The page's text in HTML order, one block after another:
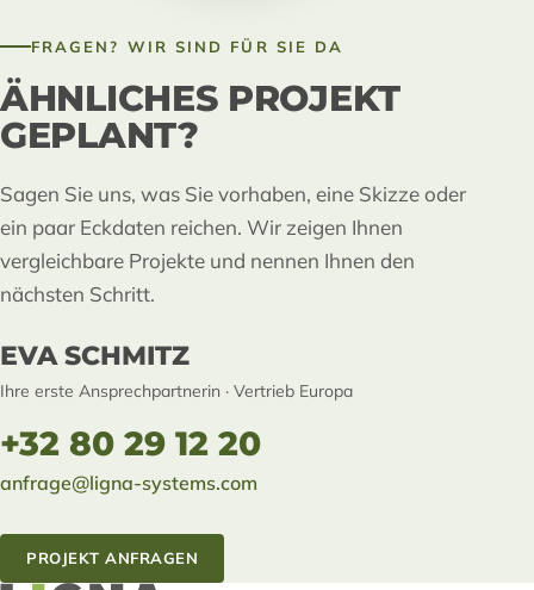
FRAGEN? WIR SIND FÜR SIE DA
ÄHNLICHES PROJEKT
GEPLANT?
Sagen Sie uns, was Sie vorhaben, eine Skizze oder
ein paar Eckdaten reichen. Wir zeigen Ihnen
vergleichbare Projekte und nennen Ihnen den
nächsten Schritt.
EVA SCHMITZ
Ihre erste Ansprechpartnerin · Vertrieb Europa
+32 80 29 12 20
anfrage@ligna-systems.com
PROJEKT ANFRAGEN